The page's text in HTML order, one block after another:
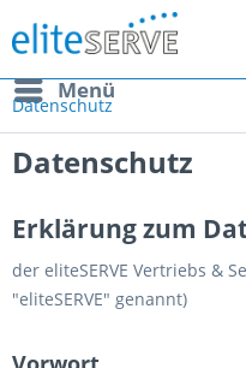
Menü
Datenschutz
Datenschutz
Erklärung zum
der eliteSERVE Vertriebs &
"eliteSERVE" genannt)